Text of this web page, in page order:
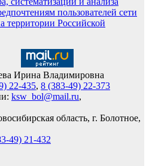
пользователей сети
территории Российской
Ирина Владимировна
22-435, 8 (383-49) 22-373
ksw_bol@mail.ru,
область, г. Болотное,
49) 21-432